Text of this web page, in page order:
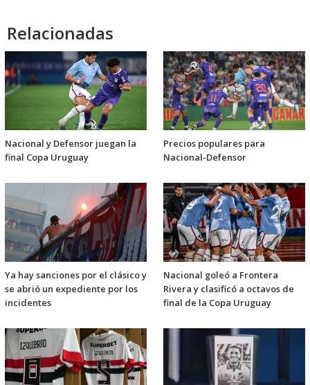
Relacionadas
Nacional y Defensor juegan la
final Copa Uruguay
Precios populares para
Nacional-Defensor
Ya hay sanciones por el clásico y
se abrió un expediente por los
incidentes
Nacional goleó a Frontera
Rivera y clasificó a octavos de
final de la Copa Uruguay